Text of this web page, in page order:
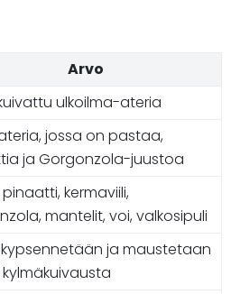
Arvo
ulkoilma-ateria
jossa on pastaa,
ja Gorgonzola-juustoa
kermaviili,
mantelit, voi, valkosipuli
kypsennetään ja maustetaan